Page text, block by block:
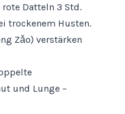
Datteln 3 Std.
trockenem Husten.
Zǎo) verstärken
und Lunge –